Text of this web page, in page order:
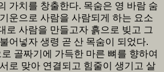
가치를 창출한다. 목숨은 영 바람 숨
운으로 사람을 사람되게 하는 요소
로 사람을 만들고자 흙으로 빚고 그
어넣자 생령 곧 산 목숨이 되었다.
골짜기에 가득한 마른 뼈를 향하여
로 맞아 연결되고 힘줄이 생기고 살